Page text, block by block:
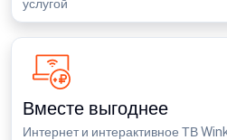
услугой
Вместе выгоднее
Интернет и интерактивное ТВ